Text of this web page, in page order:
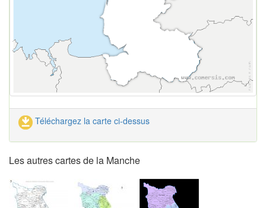
Téléchargez la carte ci-dessus
Les autres cartes de la Manche